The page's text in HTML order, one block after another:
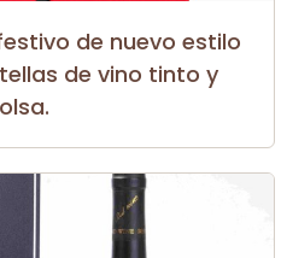
de nuevo estilo
de vino tinto y